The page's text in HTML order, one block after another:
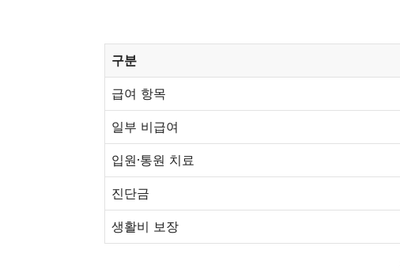
구분
급여 항목
일부 비급여
입원·통원 치료
진단금
생활비 보장